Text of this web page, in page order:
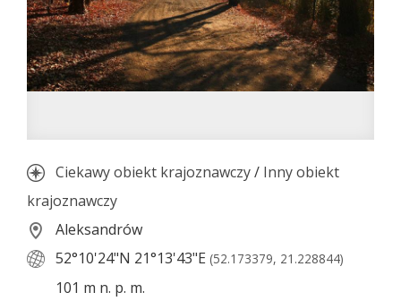
Ciekawy obiekt krajoznawczy/ Inny obiekt
krajoznawczy
Aleksandrów
52°10'24"N 21°13'43"E (52.173379, 21.228844)
101 m n. p. m.